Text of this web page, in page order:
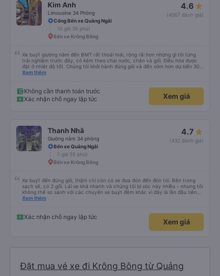
Kim Anh
Limousine 34 Phòng
4.6
(4067 đánh giá)
Cổng Bến xe Quảng Ngãi
10 giờ 35 phút
Bến xe Krông Bông
Xe buýt giường nằm đến BMT rất thoải mái, rộng rãi hơn những gì tôi từng
trải nghiệm trước đây, có kèm theo chai nước, chăn và gối. Điều hòa được
đặt ở nhiệt độ tốt. Chúng tôi khởi hành đúng giờ và đến sớm hơn dự kiến 30
phút. Tài xế rất tuyệt so với những tài xế khác ở Việt Nam! Không quá nhiều
GPS và biển số xe vì tôi phải tìm kiếm xung quanh bến xe để tìm thấy nó, đây
là vấn đề của bến xe Đà Lạt (không phải tất cả các xe buýt đều có bảng
thông tin), chứ không phải của công ty.
Xem thêm
Không cần thanh toán trước
Xác nhận chỗ ngay lập tức
Xem giá
Thanh Nhã
Giường nằm 34 phòng
4.7
(432 đánh giá)
Bến xe Quảng Ngãi
7 giờ 55 phút
Bến xe Krông Bông
Xe buýt đến đúng giờ, thậm chí còn có xe đưa đón đến đón tôi. Bên trong
sạch sẽ, có 2 gối. Lái xe khá nhanh và chúng tôi bị xóc nảy nhiều - nhưng tôi
không thể so sánh với các chuyến xe buýt đêm khác vì đây là lần đầu tiên
tôi đi. Nhìn chung, tôi hài lòng.
Xem thêm
Xác nhận chỗ ngay lập tức
Xem giá
Đặt mua vé xe đi Krông Bông từ Quảng